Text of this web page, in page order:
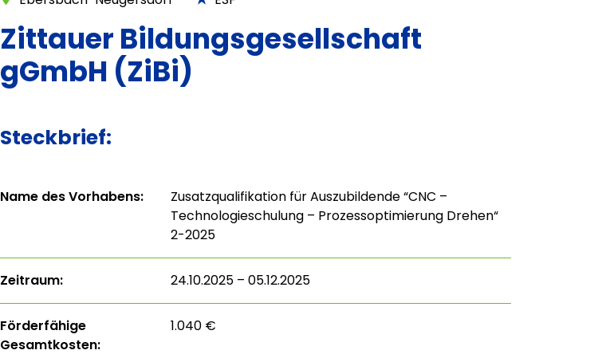
Zittauer Bildungsgesellschaft
gGmbH (ZiBi)
Steckbrief:
Name des Vorhabens:
Zusatzqualifikation für Auszubildende “CNC –
Technologieschulung – Prozessoptimierung Drehen“
2-2025
Zeitraum: 24.10.2025 – 05.12.2025
Förderfähige
Gesamtkosten:
1.040 €